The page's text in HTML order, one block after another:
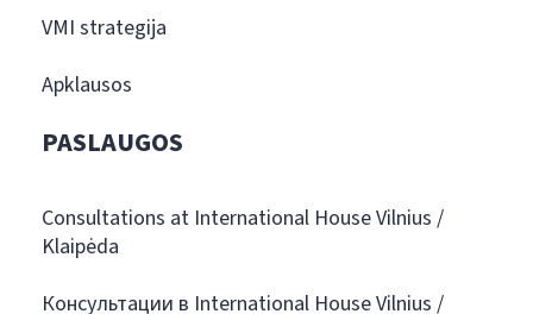
VMI strategija
Apklausos
PASLAUGOS
Consultations at International House Vilnius /
Klaipėda
Консультации в International House Vilnius /